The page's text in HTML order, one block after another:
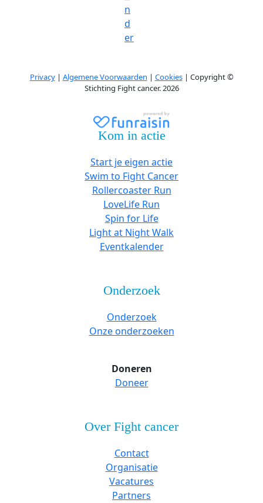
n
d
er
Privacy| Algemene Voorwaarden | Cookies| Copyright ©
Stichting Fight cancer. 2026
Kom in actie
Start je eigen actie
Swim to Fight Cancer
Rollercoaster Run
LoveLife Run
Spin for Life
Light at Night Walk
Eventkalender
Onderzoek
Onderzoek
Onze onderzoeken
Doneren
Doneer
Over Fight cancer
Contact
Organisatie
Vacatures
Partners